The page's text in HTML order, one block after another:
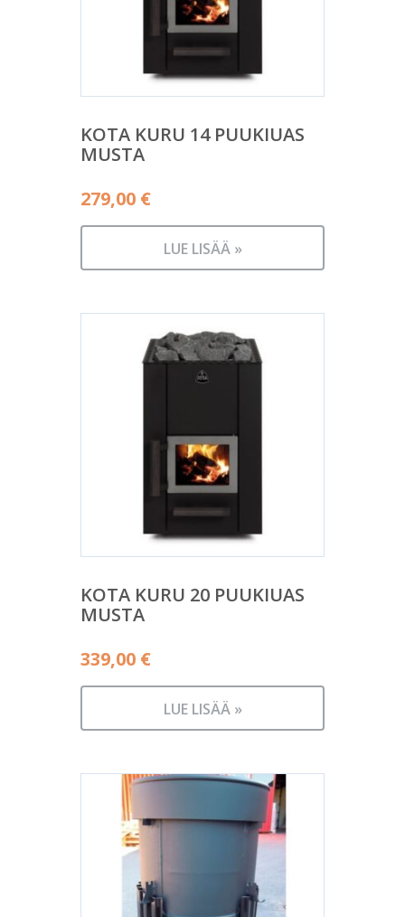
KOTA KURU 14 PUUKIUAS
MUSTA
279,00 €
LUE LISÄÄ »
KOTA KURU 20 PUUKIUAS
MUSTA
339,00 €
LUE LISÄÄ »